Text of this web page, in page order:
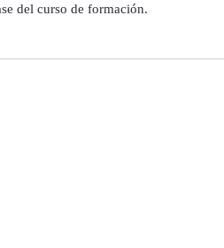
del curso de formación.